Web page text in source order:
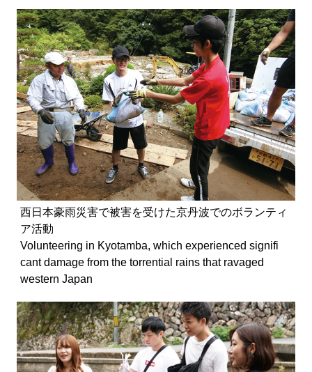
西日本豪雨災害で被害を受けた京丹波でのボランティ
ア活動
Volunteering in Kyotamba, which experienced signifi
cant damage from the torrential rains that ravaged
western Japan